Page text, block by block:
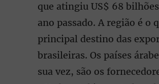
que atingiu US$ 68
ano passado. A região é o
principal destino das
brasileiras. Os países
sua vez, são os